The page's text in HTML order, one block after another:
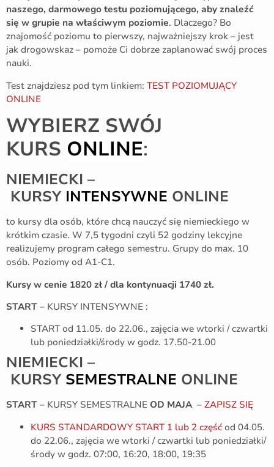
naszego, darmowego testu poziomującego, aby znaleźć
się w grupie na właściwym poziomie. Dlaczego? Bo
znajomość poziomu to pierwszy, najważniejszy krok – jest
jak drogowskaz – pomoże Ci dobrze zaplanować swój proces
nauki.
Test znajdziesz pod tym linkiem: TEST POZIOMUJĄCY
ONLINE
WYBIERZ SWÓJ
KURS ONLINE:
NIEMIECKI –
KURSY INTENSYWNE ONLINE
to kursy dla osób, które chcą nauczyć się niemieckiego w
krótkim czasie. W 7,5 tygodni czyli 52 godziny lekcyjne
realizujemy program całego semestru. Grupy do max. 10
osób. Poziomy od A1-C1.
Kursy w cenie 1820 zł / dla kontynuacji 1740 zł.
START – KURSY INTENSYWNE :
START od 11.05. do 22.06., zajęcia we wtorki / czwartki
lub poniedziałki/środy w godz. 17.50-21.00
NIEMIECKI –
KURSY SEMESTRALNE ONLINE
START – KURSY SEMESTRALNE OD MAJA – ZAPISZ SIĘ
KURS STANDARDOWY START 1 lub 2 część od 04.05.
do 22.06., zajęcia we wtorki / czwartki lub poniedziałki/
środy w godz. 07:00, 16:20, 18:00, 19:35